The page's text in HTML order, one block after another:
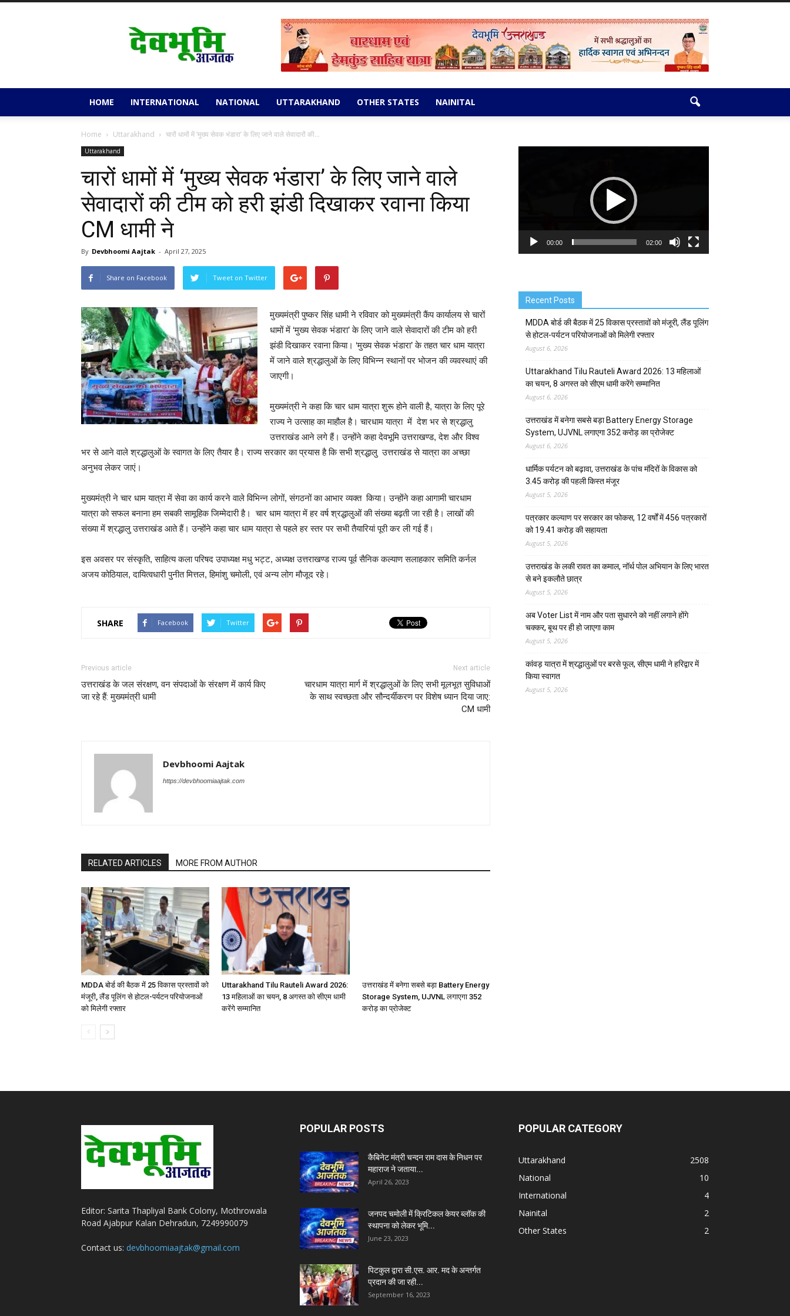
Devbhoomi
Aajtak
HOME INTERNATIONAL NATIONAL UTTARAKHAND OTHER STATES NAINITAL
Home Uttarakhand चारों धामों में ‘मुख्य सेवक भंडारा’ के लिए जाने वाले सेवादारों की...
Uttarakhand
चारों धामों में ‘मुख्य सेवक भंडारा’ के लिए जाने वाले
सेवादारों की टीम को हरी झंडी दिखाकर रवाना किया
CM धामी ने
By Devbhoomi Aajtak - April 27, 2025
Share on Facebook Tweet on Twitter
मुख्यमंत्री पुष्कर सिंह धामी ने रविवार को मुख्यमंत्री कैंप कार्यालय से चारों
धामों में ‘मुख्य सेवक भंडारा’ के लिए जाने वाले सेवादारों की टीम को हरी
झंडी दिखाकर रवाना किया। ‘मुख्य सेवक भंडारा’ के तहत चार धाम यात्रा
में जाने वाले श्रद्धालुओं के लिए विभिन्न स्थानों पर भोजन की व्यवस्थाएं की
जाएगी।
मुख्यमंत्री ने कहा कि चार धाम यात्रा शुरू होने वाली है, यात्रा के लिए पूरे
राज्य ने उत्साह का माहौल है। चारधाम यात्रा में देश भर से श्रद्धालु
उत्तराखंड आने लगे हैं। उन्होंने कहा देवभूमि उत्तराखण्ड, देश और विश्व
भर से आने वाले श्रद्धालुओं के स्वागत के लिए तैयार है। राज्य सरकार का प्रयास है कि सभी श्रद्धालु उत्तराखंड से यात्रा का अच्छा
अनुभव लेकर जाएं।
मुख्यमंत्री ने चार धाम यात्रा में सेवा का कार्य करने वाले विभिन्न लोगों, संगठनों का आभार व्यक्त किया। उन्होंने कहा आगामी चारधाम
यात्रा को सफल बनाना हम सबकी सामूहिक जिम्मेदारी है। चार धाम यात्रा में हर वर्ष श्रद्धालुओं की संख्या बढ़ती जा रही है। लाखों की
संख्या में श्रद्धालु उत्तराखंड आते हैं। उन्होंने कहा चार धाम यात्रा से पहले हर स्तर पर सभी तैयारियां पूरी कर ली गई हैं।
इस अवसर पर संस्कृति, साहित्य कला परिषद उपाध्यक्ष मधु भट्ट, अध्यक्ष उत्तराखण्ड राज्य पूर्व सैनिक कल्याण सलाहकार समिति कर्नल
अजय कोठियाल, दायित्वधारी पुनीत मित्तल, हिमांशु चमोली, एवं अन्य लोग मौजूद रहे।
SHARE Facebook Twitter
Previous article
उत्तराखंड के जल संरक्षण, वन संपदाओं के संरक्षण में कार्य किए
जा रहे हैं: मुख्यमंत्री धामी
Next article
चारधाम यात्रा मार्ग में श्रद्धालुओं के लिए सभी मूलभूत सुविधाओं
के साथ स्वच्छता और सौन्दर्यीकरण पर विशेष ध्यान दिया जाए:
CM धामी
Devbhoomi Aajtak
https://devbhoomiaajtak.com
RELATED ARTICLES MORE FROM AUTHOR
MDDA बोर्ड की बैठक में 25 विकास प्रस्तावों को
मंजूरी, लैंड पूलिंग से होटल-पर्यटन परियोजनाओं
को मिलेगी रफ्तार
Uttarakhand Tilu Rauteli Award 2026:
13 महिलाओं का चयन, 8 अगस्त को सीएम धामी
करेंगे सम्मानित
उत्तराखंड में बनेगा सबसे बड़ा Battery Energy
Storage System, UJVNL लगाएगा 352
करोड़ का प्रोजेक्ट
00:00 02:00
Recent Posts
MDDA बोर्ड की बैठक में 25 विकास प्रस्तावों को मंजूरी, लैंड पूलिंग
से होटल-पर्यटन परियोजनाओं को मिलेगी रफ्तार
August 6, 2026
Uttarakhand Tilu Rauteli Award 2026: 13 महिलाओं
का चयन, 8 अगस्त को सीएम धामी करेंगे सम्मानित
August 6, 2026
उत्तराखंड में बनेगा सबसे बड़ा Battery Energy Storage
System, UJVNL लगाएगा 352 करोड़ का प्रोजेक्ट
August 6, 2026
धार्मिक पर्यटन को बढ़ावा, उत्तराखंड के पांच मंदिरों के विकास को
3.45 करोड़ की पहली किस्त मंजूर
August 5, 2026
पत्रकार कल्याण पर सरकार का फोकस, 12 वर्षों में 456 पत्रकारों
को 19.41 करोड़ की सहायता
August 5, 2026
उत्तराखंड के लकी रावत का कमाल, नॉर्थ पोल अभियान के लिए भारत
से बने इकलौते छात्र
August 5, 2026
अब Voter List में नाम और पता सुधारने को नहीं लगाने होंगे
चक्कर, बूथ पर ही हो जाएगा काम
August 5, 2026
कांवड़ यात्रा में श्रद्धालुओं पर बरसे फूल, सीएम धामी ने हरिद्वार में
किया स्वागत
August 5, 2026
Editor: Sarita Thapliyal Bank Colony, Mothrowala
Road Ajabpur Kalan Dehradun, 7249990079
Contact us: devbhoomiaajtak@gmail.com
POPULAR POSTS
कैबिनेट मंत्री चन्दन राम दास के निधन पर
महाराज ने जताया...
April 26, 2023
जनपद चमोली में क्रिटिकल केयर ब्लॉक की
स्थापना को लेकर भूमि...
June 23, 2023
पिटकुल द्वारा सी.एस. आर. मद के अन्तर्गत
प्रदान की जा रही...
September 16, 2023
POPULAR CATEGORY
Uttarakhand
2508
National
10
International
4
Nainital
2
Other States
2